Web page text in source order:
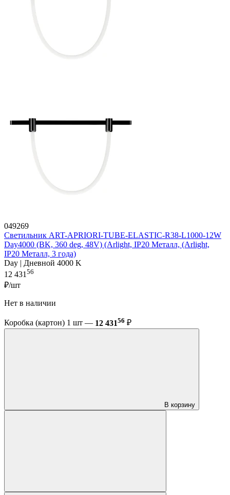
049269
Светильник ART-APRIORI-TUBE-ELASTIC-R38-L1000-12W
Day4000 (BK, 360 deg, 48V) (Arlight, IP20 Металл, (Arlight,
IP20 Металл, 3 года)
Day | Дневной 4000 K
12 431 56
₽/шт
Нет в наличии
Коробка (картон) 1 шт — 12 43156 ₽
В корзину